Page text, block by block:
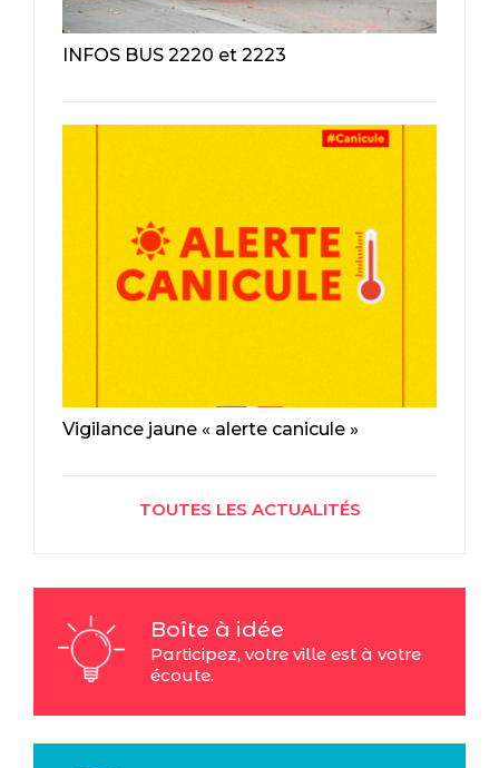
INFOS BUS 2220 et 2223
Vigilance jaune « alerte canicule »
TOUTES LES ACTUALITÉS
Boîte à idée
Participez, votre ville est à votre
écoute.